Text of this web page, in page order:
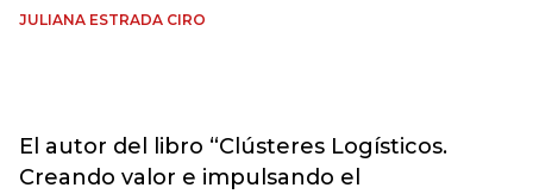
JULIANA ESTRADA CIRO
El autor del libro “Clústeres Logísticos.
Creando valor e impulsando el